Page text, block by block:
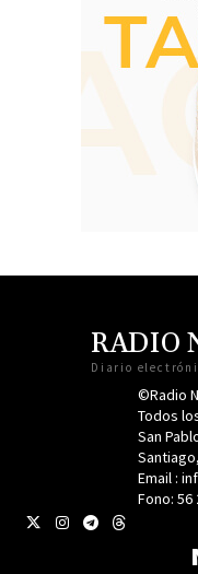
RADIO
Diario
©Radio
Todos
San
Email :
Fono: 56